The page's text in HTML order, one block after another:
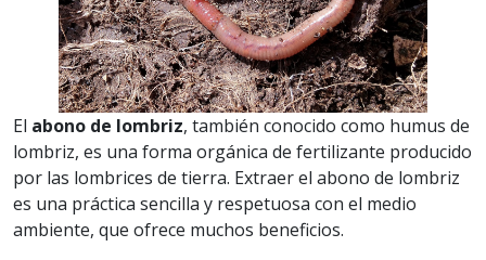
El abono de lombriz, también conocido como humus de
lombriz, es una forma orgánica de fertilizante producido
por las lombrices de tierra. Extraer el abono de lombriz
es una práctica sencilla y respetuosa con el medio
ambiente, que ofrece muchos beneficios.